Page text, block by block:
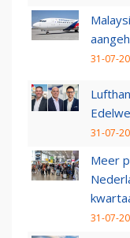
31-07-
31-07-
Meer
31-07-